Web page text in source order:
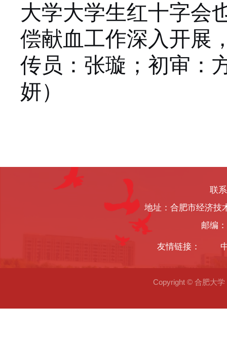
大学大学生红十字会
偿献血工作深入开展
传员：张璇；初审：
妍）
联
地址：合肥市经济技
邮编
友情链接：
Copyright © 合肥大学